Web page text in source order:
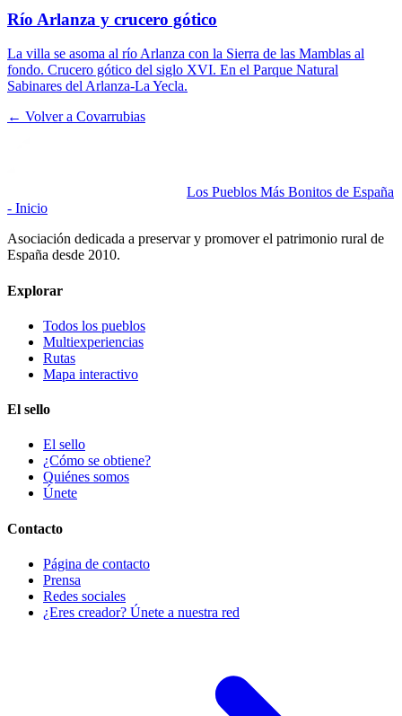
Río Arlanza y crucero gótico
La villa se asoma al río Arlanza con la Sierra de las Mamblas al
fondo. Crucero gótico del siglo XVI. En el Parque Natural
Sabinares del Arlanza-La Yecla.
← Volver a Covarrubias
Los Pueblos Más Bonitos de España
- Inicio
Asociación dedicada a preservar y promover el patrimonio rural de
España desde 2010.
Explorar
Todos los pueblos
Multiexperiencias
Rutas
Mapa interactivo
El sello
El sello
¿Cómo se obtiene?
Quiénes somos
Únete
Contacto
Página de contacto
Prensa
Redes sociales
¿Eres creador? Únete a nuestra red